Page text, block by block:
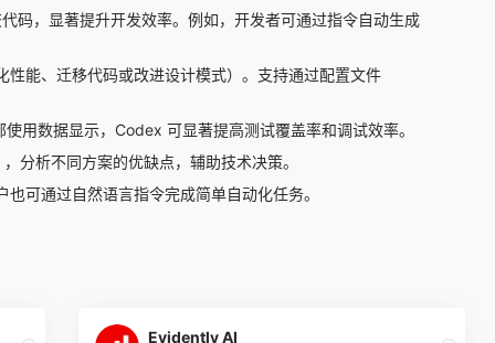
码，显著提升开发效率。例如，开发者可通过指令自动生成
能、迁移代码或改进设计模式）。支持通过配置文件
用数据显示，Codex 可显著提高测试覆盖率和调试效率。
分析不同方案的优缺点，辅助技术决策。
可通过自然语言指令完成简单自动化任务。
Evidently AI